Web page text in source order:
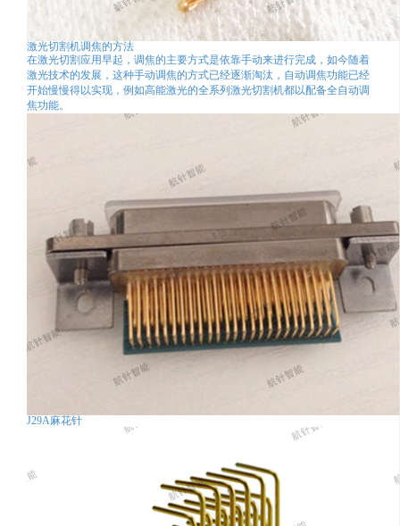
激光切割机调焦的方法
在激光切割应用早起，调焦的主要方式是依靠手动来进行完成，如今随着
激光技术的发展，这种手动调焦的方式已经逐渐淘汰，自动调焦功能已经
开始慢慢得以实现，例如高能激光的全系列激光切割机都以配备全自动调
焦功能。
J29A麻花针